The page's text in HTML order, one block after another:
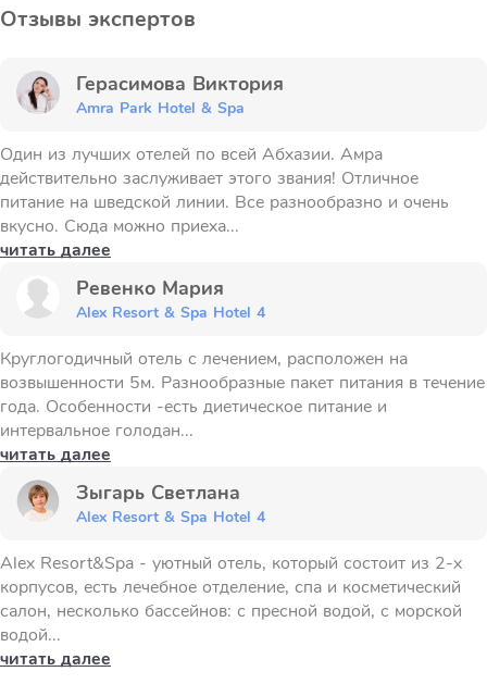
Отзывы экспертов
Герасимова Виктория
Amra Park Hotel & Spa
Один из лучших отелей по всей Абхазии. Амра
действительно заслуживает этого звания! Отличное
питание на шведской линии. Все разнообразно и очень
вкусно. Сюда можно приеха...
читать далее
Ревенко Мария
Alex Resort & Spa Hotel 4
Круглогодичный отель с лечением, расположен на
возвышенности 5м. Разнообразные пакет питания в течение
года. Особенности -есть диетическое питание и
интервальное голодан...
читать далее
Зыгарь Светлана
Alex Resort & Spa Hotel 4
Alex Resort&Spa - уютный отель, который состоит из 2-х
корпусов, есть лечебное отделение, спа и косметический
салон, несколько бассейнов: с пресной водой, с морской
водой...
читать далее